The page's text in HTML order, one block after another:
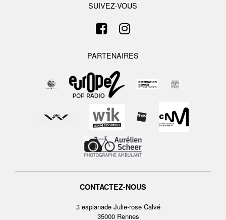
SUIVEZ-VOUS
PARTENAIRES
CONTACTEZ-NOUS
3 esplanade Julie-rose Calvé
35000 Rennes